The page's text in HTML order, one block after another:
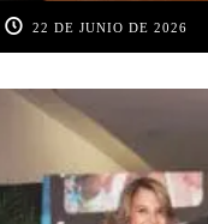
22 DE JUNIO DE 2026